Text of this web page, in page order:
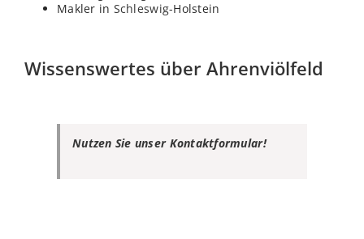
Makler in Schleswig-Holstein
Wissenswertes über Ahrenviölfeld
Nutzen Sie unser Kontaktformular!